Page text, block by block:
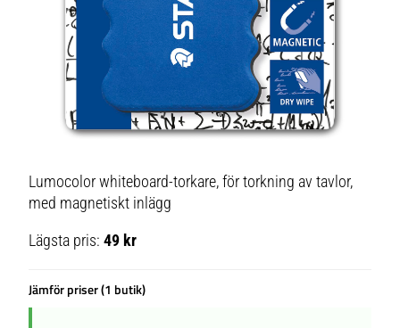
Lumocolor whiteboard-torkare, för torkning av tavlor,
med magnetiskt inlägg
Lägsta pris:49 kr
Jämför priser (1 butik)